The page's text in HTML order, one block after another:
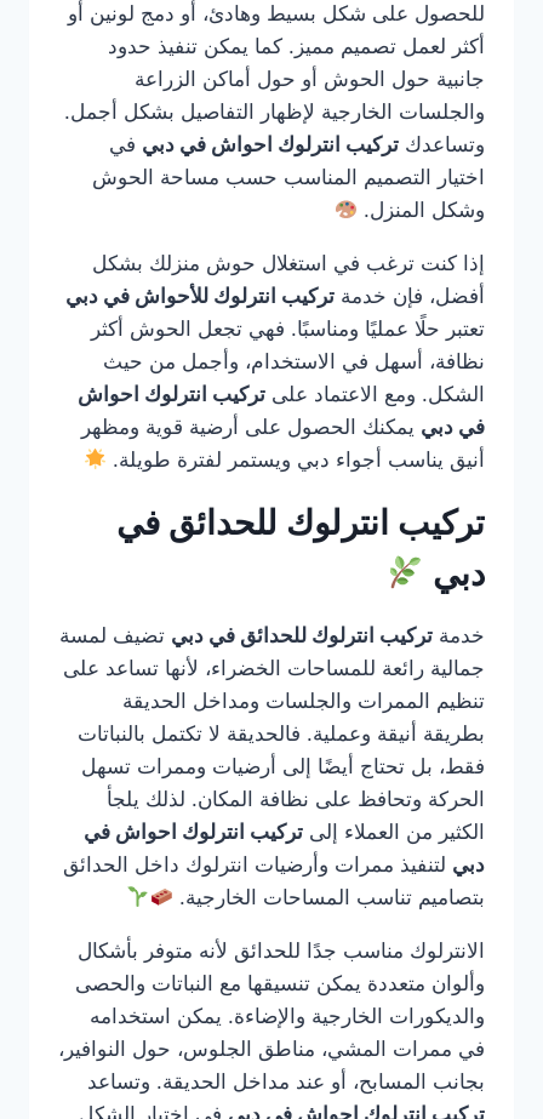
للحصول على شكل بسيط وهادئ، أو دمج لونين أو
أكثر لعمل تصميم مميز. كما يمكن تنفيذ حدود
جانبية حول الحوش أو حول أماكن الزراعة
والجلسات الخارجية لإظهار التفاصيل بشكل أجمل.
وتساعدك تركيب انترلوك احواش في دبي في
اختيار التصميم المناسب حسب مساحة الحوش
وشكل المنزل.
إذا كنت ترغب في استغلال حوش منزلك بشكل
أفضل، فإن خدمة تركيب انترلوك للأحواش في دبي
تعتبر حلًا عمليًا ومناسبًا. فهي تجعل الحوش أكثر
نظافة، أسهل في الاستخدام، وأجمل من حيث
الشكل. ومع الاعتماد على تركيب انترلوك احواش
في دبي يمكنك الحصول على أرضية قوية ومظهر
أنيق يناسب أجواء دبي ويستمر لفترة طويلة.
تركيب انترلوك للحدائق في
دبي
خدمة تركيب انترلوك للحدائق في دبي تضيف لمسة
جمالية رائعة للمساحات الخضراء، لأنها تساعد على
تنظيم الممرات والجلسات ومداخل الحديقة
بطريقة أنيقة وعملية. فالحديقة لا تكتمل بالنباتات
فقط، بل تحتاج أيضًا إلى أرضيات وممرات تسهل
الحركة وتحافظ على نظافة المكان. لذلك يلجأ
الكثير من العملاء إلى تركيب انترلوك احواش في
دبي لتنفيذ ممرات وأرضيات انترلوك داخل الحدائق
بتصاميم تناسب المساحات الخارجية.
الانترلوك مناسب جدًا للحدائق لأنه متوفر بأشكال
وألوان متعددة يمكن تنسيقها مع النباتات والحصى
والديكورات الخارجية والإضاءة. يمكن استخدامه
في ممرات المشي، مناطق الجلوس، حول النوافير،
بجانب المسابح، أو عند مداخل الحديقة. وتساعد